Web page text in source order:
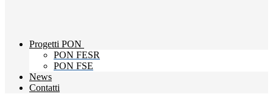
Progetti PON
PON FESR
PON FSE
News
Contatti